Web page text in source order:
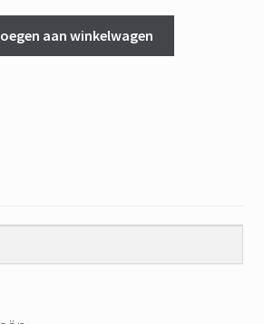
aan winkelwagen